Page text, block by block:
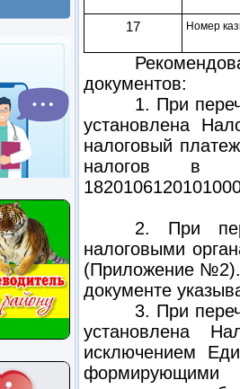
17 Номер
документов:
1. При
установлена
налоговый
налогов в
2. При
налоговыми
(Приложение №2).
документе
3. При
установлена
исключением